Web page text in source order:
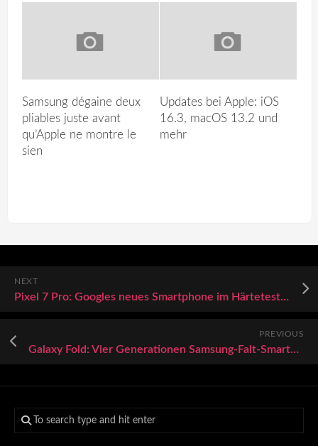
Samsung dégaine deux
pliables juste avant
qu’Apple ne montre le
sien
Updates bei Apple: iOS
16.3, macOS 13.2 und
mehr
NEXT
Pixel 7 Pro: Googles neues Smartphone im Härtetest – Rahmen wird zur Schwachstelle beim Biegetest (Video)
PREVIOUS
Galaxy Fold: Vier Generationen Samsung-Falt-Smartphones im Vergleich